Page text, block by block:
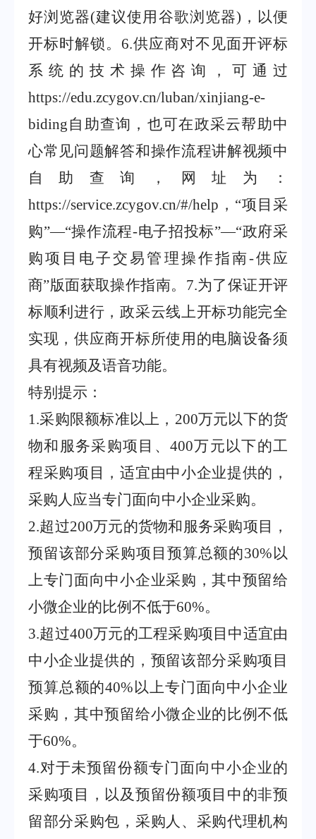
好浏览器(建议使用谷歌浏览器) ，以便
开标时解锁。 6.供应商对不见面开评标
系统的技术操作咨询，可通过
https://edu.zcygov.cn/luban/xinjiang-e-
biding 自助查询，也可在政采云帮助中
心常见问题解答和操作流程讲解视频中
自助查询，网址为：
https://service.zcygov.cn/#/help ， “项目采
购”—“操作流程-电子招投标”—“政府采
购项目电子交易管理操作指南-供应
商”版面获取操作指南。 7.为了保证开评
标顺利进行，政采云线上开标功能完全
实现，供应商开标所使用的电脑设备须
具有视频及语音功能。
特别提示：
1.采购限额标准以上， 200万元以下的货
物和服务采购项目、 400万元以下的工
程采购项目，适宜由中小企业提供的，
采购人应当专门面向中小企业采购。
2.超过200万元的货物和服务采购项目，
预留该部分采购项目预算总额的30% 以
上专门面向中小企业采购，其中预留给
小微企业的比例不低于60%。
3.超过400万元的工程采购项目中适宜由
中小企业提供的，预留该部分采购项目
预算总额的40% 以上专门面向中小企业
采购，其中预留给小微企业的比例不低
于60%。
4.对于未预留份额专门面向中小企业的
采购项目，以及预留份额项目中的非预
留部分采购包，采购人、采购代理机构